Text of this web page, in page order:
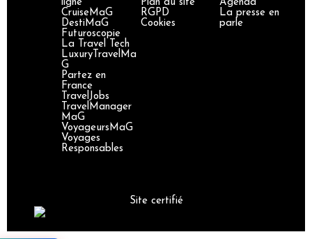
ligne
CruiseMaG
DestiMaG
Futuroscopie
La Travel Tech
LuxuryTravelMa
G
Partez en
France
TravelJobs
TravelManager
MaG
VoyageursMaG
Voyages
Responsables
Plan du site
RGPD
Cookies
Agenda
La presse en
parle
Site certifié